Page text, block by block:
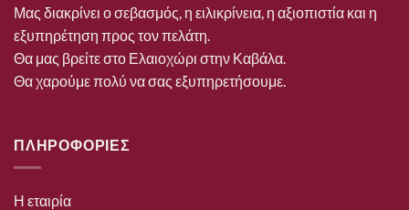
Μας διακρίνει ο σεβασμός, η ειλικρίνεια, η αξιοπιστία και η
εξυπηρέτηση προς τον πελάτη.
Θα μας βρείτε στο Ελαιοχώρι στην Καβάλα.
Θα χαρούμε πολύ να σας εξυπηρετήσουμε.
ΠΛΗΡΟΦΟΡΙΕΣ
Η εταιρία